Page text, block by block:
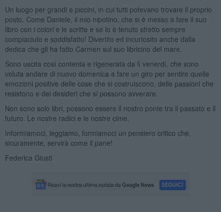
Un luogo per grandi e piccini, in cui tutti potevano trovare il proprio
posto. Come Daniele, il mio nipotino, che si è messo a fare il suo
libro con i colori e le scritte e se lo è tenuto stretto sempre
compiaciuto e soddisfatto! Divertito ed incuriosito anche dalla
dedica che gli ha fatto Carmen sul suo libricino del mare.
Sono uscita così contenta e rigenerata da lì venerdì, che sono
voluta andare di nuovo domenica a fare un giro per sentire quelle
emozioni positive delle cose che si costruiscono, delle passioni che
resistono e dei desideri che si possono avverare.
Non sono solo libri, possono essere il nostro ponte tra il passato e il
futuro. Le nostre radici e le nostre cime.
Informiamoci, leggiamo, formiamoci un pensiero critico che,
sicuramente, servirà come il pane!
Federica Giusti